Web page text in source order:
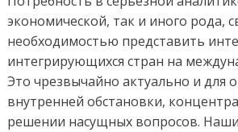
экономической, так и иного рода,
необходимостью представить
интегрирующихся стран на
Это чрезвычайно актуально и для
внутренней обстановки,
решении насущных вопросов.